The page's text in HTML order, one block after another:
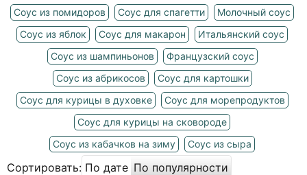
Соус из помидоров
Соус для спагетти
Молочный соус
Соус из яблок
Соус для макарон
Итальянский соус
Соус из шампиньонов
Французский соус
Соус из абрикосов
Соус для картошки
Соус для курицы в духовке
Соус для морепродуктов
Соус для курицы на сковороде
Соус из кабачков на зиму
Соус из сыра
Сортировать: По дате По популярности